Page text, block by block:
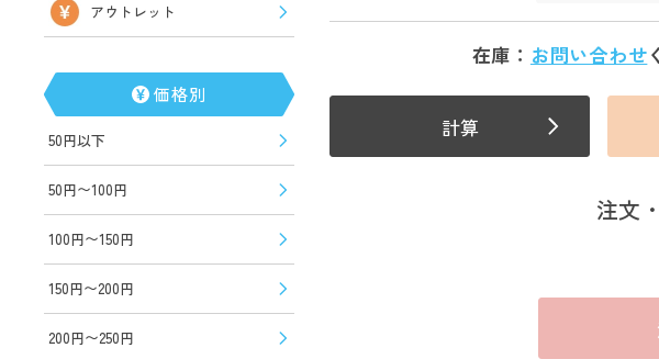
アウトレット
価格別
50円以下
50円〜100円
100円〜150円
150円〜200円
200円〜250円
在庫： お問い合わせ
計算
注文